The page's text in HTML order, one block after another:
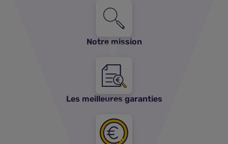
Notre mission
Les meilleures garanties